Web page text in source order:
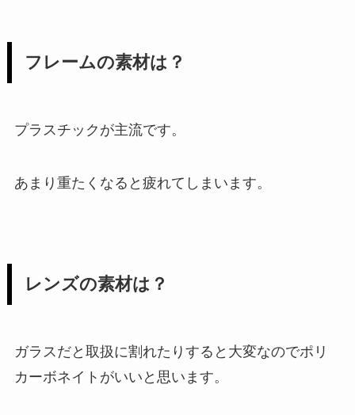
フレームの素材は？
プラスチックが主流です。
あまり重たくなると疲れてしまいます。
レンズの素材は？
ガラスだと取扱に割れたりすると大変なのでポリ
カーボネイトがいいと思います。